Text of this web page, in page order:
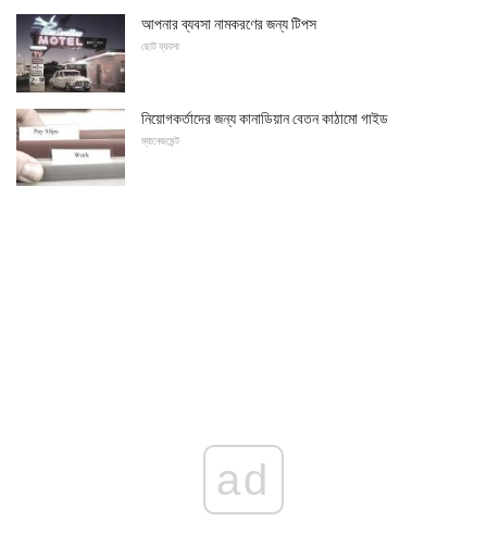
আপনার ব্যবসা নামকরণের জন্য টিপস
ছোট ব্যবসা
নিয়োগকর্তাদের জন্য কানাডিয়ান বেতন কাঠামো গাইড
ম্যানেজমেন্ট
ad